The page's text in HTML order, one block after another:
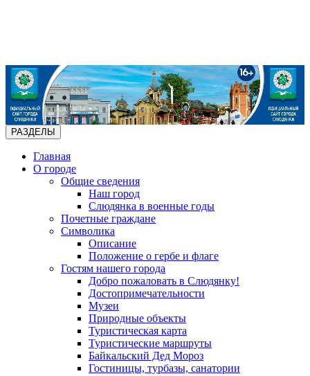
РАЗДЕЛЫ
Главная
О городе
Общие сведения
Наш город
Слюдянка в военные годы
Почетные граждане
Символика
Описание
Положение о гербе и флаге
Гостям нашего города
Добро пожаловать в Слюдянку!
Достопримечательности
Музеи
Природные объекты
Туристическая карта
Туристические маршруты
Байкальский Дед Мороз
Гостиницы, турбазы, санатории